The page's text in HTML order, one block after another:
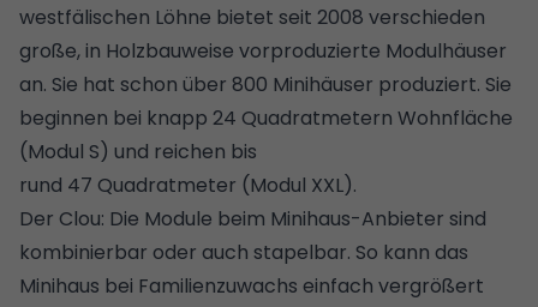
westfälischen Löhne bietet seit 2008 verschieden
große, in Holzbauweise vorproduzierte Modulhäuser
an. Sie hat schon über 800 Minihäuser produziert. Sie
beginnen bei knapp 24 Quadratmetern Wohnfläche
(Modul S) und reichen bis
rund 47 Quadratmeter (Modul XXL).
Der Clou: Die Module beim Minihaus-Anbieter sind
kombinierbar oder auch stapelbar. So kann das
Minihaus bei Familienzuwachs einfach vergrößert